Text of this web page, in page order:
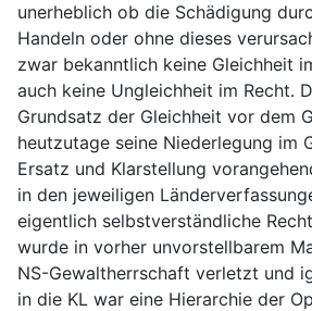
unerheblich ob die Schädigung
Handeln oder ohne dieses
zwar bekanntlich keine Gleichheit
auch keine Ungleichheit im Recht.
Grundsatz der Gleichheit vor dem
heutzutage seine Niederlegung im
Ersatz und Klarstellung
in den jeweiligen
eigentlich selbstverständliche
wurde in vorher unvorstellbarem
NS-Gewaltherrschaft verletzt und
in die KL war eine Hierarchie der